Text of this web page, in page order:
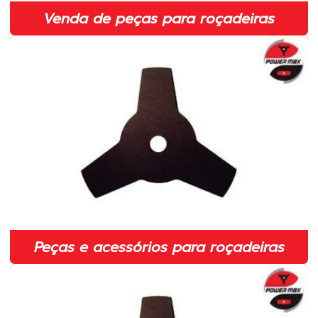
Embreagem completa para motosserra
Embreagem completa para roçadeira em sp
Fábrica de lâmina para roçadeira
Fabricante de fio de nylon para roçadeira em sp
Fabricante de lâmina para roçadeira em sp
Fabricante de lâminas para roçadeiras
Fabricante de peças para roçadeiras
Faca 2 pontas para roçadeira
Faca duas pontas para roçadeira
Venda de peças para roçadeiras
Peças e acessórios para roçadeiras